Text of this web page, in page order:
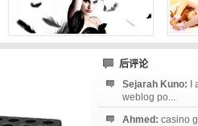
后评论
Sejarah Kuno:
weblog po...
Ahmed: casino